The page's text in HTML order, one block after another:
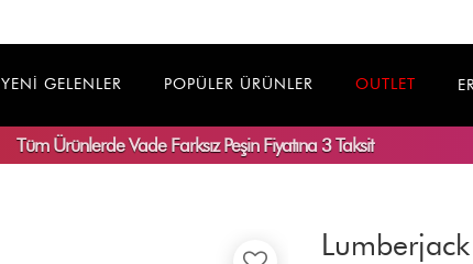
YENİ GELENLER POPÜLER ÜRÜNLER OUTLET
Tüm ÜrünlerdeVade FarksızPeşin Fiyatına 3 Taksit